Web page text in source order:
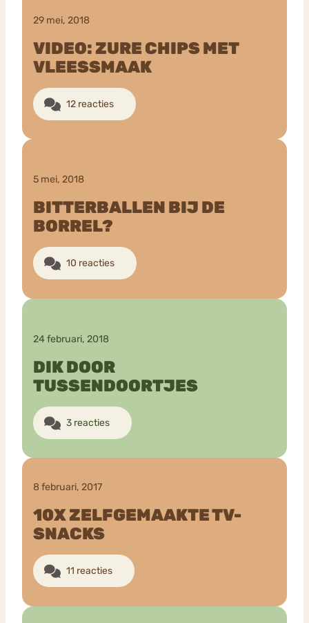
29 mei, 2018
VIDEO: ZURE CHIPS MET
VLEESSMAAK
12 reacties
5 mei, 2018
BITTERBALLEN BIJ DE
BORREL?
10 reacties
24 februari, 2018
DIK DOOR
TUSSENDOORTJES
3 reacties
8 februari, 2017
10X ZELFGEMAAKTE TV-
SNACKS
11 reacties